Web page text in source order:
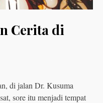
Cerita di
di jalan Dr. Kusuma
sore itu menjadi tempat